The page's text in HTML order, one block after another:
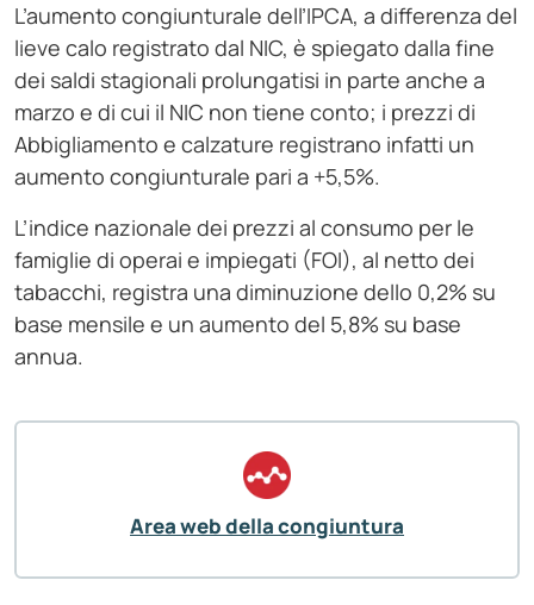
L’aumento congiunturale dell’IPCA, a differenza del
lieve calo registrato dal NIC, è spiegato dalla fine
dei saldi stagionali prolungatisi in parte anche a
marzo e di cui il NIC non tiene conto; i prezzi di
Abbigliamento e calzature registrano infatti un
aumento congiunturale pari a +5,5%.
L’indice nazionale dei prezzi al consumo per le
famiglie di operai e impiegati (FOI), al netto dei
tabacchi, registra una diminuzione dello 0,2% su
base mensile e un aumento del 5,8% su base
annua.
Area web della congiuntura